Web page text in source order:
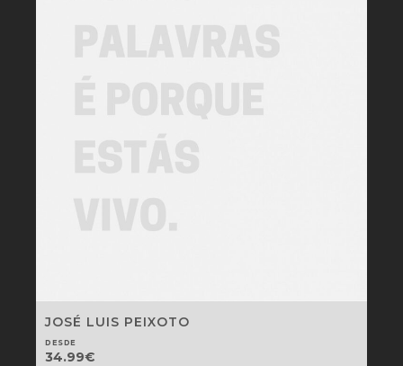
JOSÉ LUIS PEIXOTO
DESDE
34.99€